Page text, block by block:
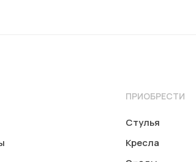
ПРИОБРЕСТИ
Стулья
Кресла